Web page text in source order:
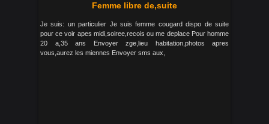
Femme libre de,suite
Je suis: un particulier Je suis femme cougard dispo de suite
pour ce voir apes midi,soiree,recois ou me deplace Pour homme
20 a,35 ans Envoyer zge,lieu habitation,photos apres
vous,aurez les miennes Envoyer sms aux,